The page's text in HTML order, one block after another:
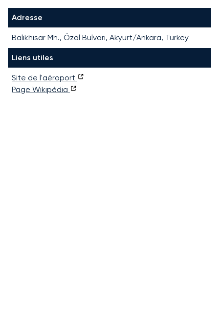
Adresse
Balıkhisar Mh., Özal Bulvarı, Akyurt/Ankara, Turkey
Liens utiles
Site de l'aéroport
Page Wikipédia